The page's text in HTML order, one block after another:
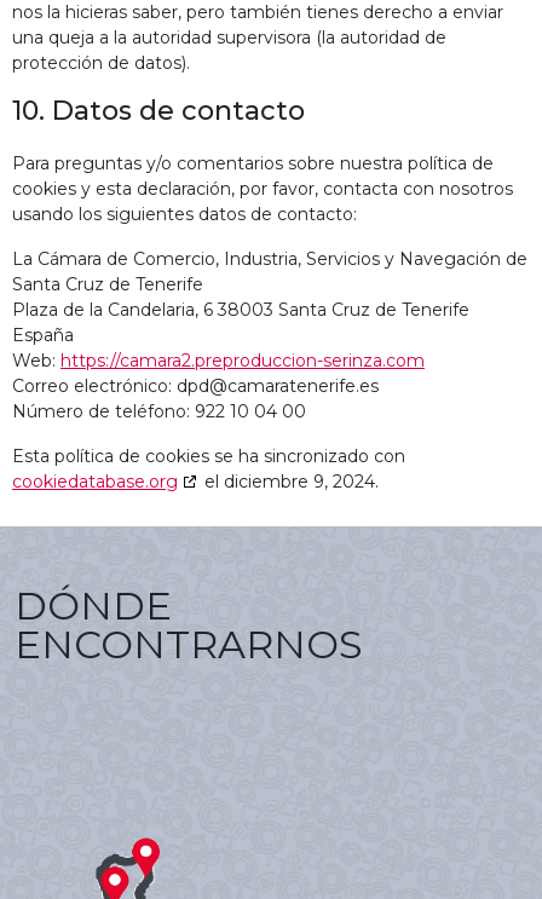
nos la hicieras saber, pero también tienes derecho a enviar
una queja a la autoridad supervisora (la autoridad de
protección de datos).
10. Datos de contacto
Para preguntas y/o comentarios sobre nuestra política de
cookies y esta declaración, por favor, contacta con nosotros
usando los siguientes datos de contacto:
La Cámara de Comercio, Industria, Servicios y Navegación de
Santa Cruz de Tenerife
Plaza de la Candelaria, 6 38003 Santa Cruz de Tenerife
España
Web: https://camara2.preproduccion-serinza.com
Correo electrónico: dpd@camaratenerife.es
Número de teléfono: 922 10 04 00
Esta política de cookies se ha sincronizado con
cookiedatabase.org
el diciembre 9, 2024.
DÓNDE
ENCONTRARNOS